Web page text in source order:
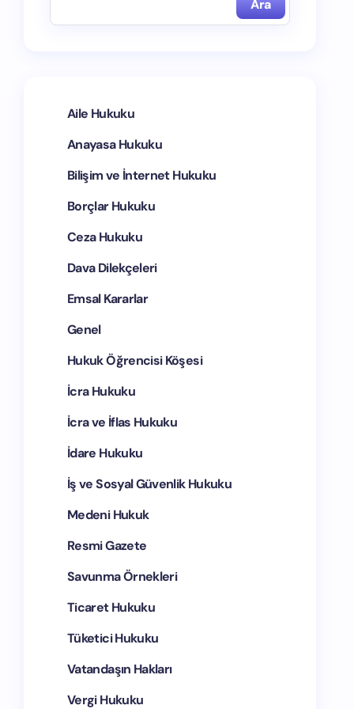
Ara
Aile Hukuku
Anayasa Hukuku
Bilişim ve İnternet Hukuku
Borçlar Hukuku
Ceza Hukuku
Dava Dilekçeleri
Emsal Kararlar
Genel
Hukuk Öğrencisi Köşesi
İcra Hukuku
İcra ve İflas Hukuku
İdare Hukuku
İş ve Sosyal Güvenlik Hukuku
Medeni Hukuk
Resmi Gazete
Savunma Örnekleri
Ticaret Hukuku
Tüketici Hukuku
Vatandaşın Hakları
Vergi Hukuku